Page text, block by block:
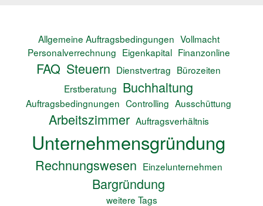
Allgemeine Auftragsbedingungen Vollmacht
Personalverrechnung Eigenkapital Finanzonline
FAQ Steuern Dienstvertrag Bürozeiten
Erstberatung Buchhaltung
Auftragsbedingnungen Controlling Ausschüttung
Arbeitszimmer Auftragsverhältnis
Unternehmensgründung
Rechnungswesen Einzelunternehmen
Bargründung
weitere Tags